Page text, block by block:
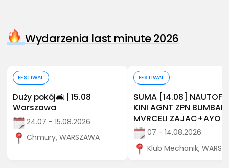
Wydarzenia last minute 2026
FESTIWAL
Duży pokój🛋️ | 15.08
Warszawa
24.07 - 15.08.2026
Chmury, WARSZAWA
FESTIWAL
SUMA [14.08]
KINI AGNT ZPN
MVRCELI ZAJAC+AYO
07 - 14.08.2026
Klub Mechanik,